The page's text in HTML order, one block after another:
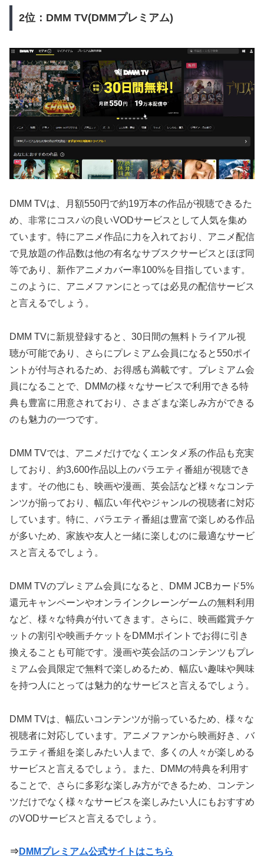
2位：DMM TV(DMMプレミアム)
DMM TVは、月額550円で約19万本の作品が視聴できるた
め、非常にコスパの良いVODサービスとして人気を集め
ています。特にアニメ作品に力を入れており、アニメ配信
で見放題の作品数は他の有名なサブスクサービスとほぼ同
等であり、新作アニメカバー率100%を目指しています。
このように、アニメファンにとっては必見の配信サービス
と言えるでしょう。
DMM TVに新規登録すると、30日間の無料トライアル視
聴が可能であり、さらにプレミアム会員になると550ポイ
ントが付与されるため、お得感も満載です。プレミアム会
員になることで、DMMの様々なサービスで利用できる特
典も豊富に用意されており、さまざまな楽しみ方ができる
のも魅力の一つです。
DMM TVでは、アニメだけでなくエンタメ系の作品も充実
しており、約3,600作品以上のバラエティ番組が視聴でき
ます。その他にも、映画や漫画、英会話など様々なコンテ
ンツが揃っており、幅広い年代やジャンルの視聴者に対応
しています。特に、バラエティ番組は豊富で楽しめる作品
が多いため、家族や友人と一緒に楽しむのに最適なサービ
スと言えるでしょう。
DMM TVのプレミアム会員になると、DMM JCBカード5%
還元キャンペーンやオンラインクレーンゲームの無料利用
など、様々な特典が付いてきます。さらに、映画鑑賞チケ
ットの割引や映画チケットをDMMポイントでお得に引き
換えることも可能です。漫画や英会話のコンテンツもプレ
ミアム会員限定で無料で楽しめるため、幅広い趣味や興味
を持つ人にとっては魅力的なサービスと言えるでしょう。
DMM TVは、幅広いコンテンツが揃っているため、様々な
視聴者に対応しています。アニメファンから映画好き、バ
ラエティ番組を楽しみたい人まで、多くの人々が楽しめる
サービスと言えるでしょう。また、DMMの特典を利用す
ることで、さらに多彩な楽しみ方ができるため、コンテン
ツだけでなく様々なサービスを楽しみたい人にもおすすめ
のVODサービスと言えるでしょう。
⇒ DMMプレミアム公式サイトはこちら